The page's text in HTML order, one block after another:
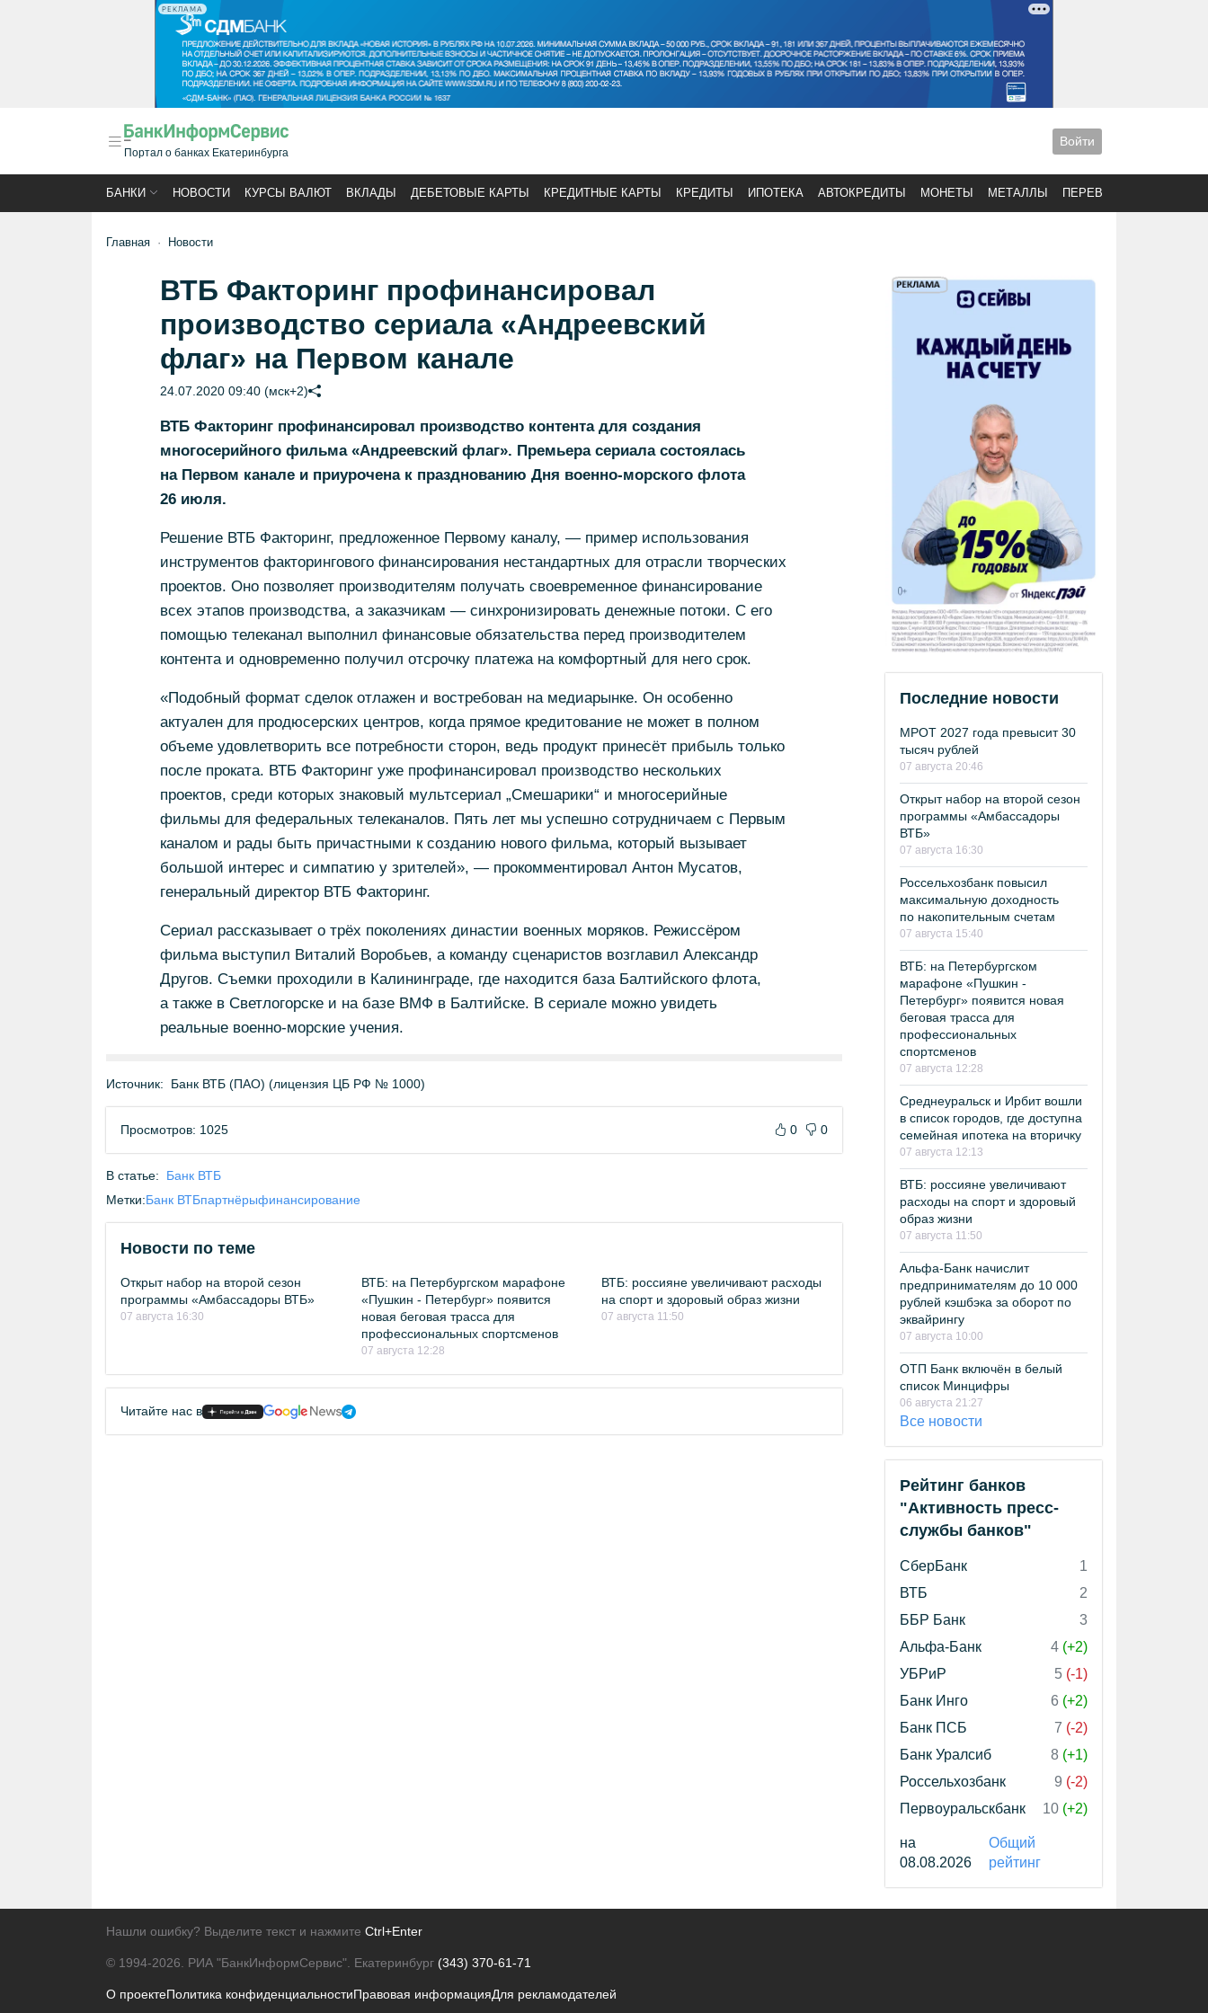
РЕКЛАМА
Портал о банках Екатеринбурга
Войти
БАНКИ НОВОСТИ КУРСЫ ВАЛЮТ ВКЛАДЫ ДЕБЕТОВЫЕ КАРТЫ КРЕДИТНЫЕ КАРТЫ КРЕДИТЫ ИПОТЕКА АВТОКРЕДИТЫ МОНЕТЫ МЕТАЛЛЫ ПЕРЕВОДЫ
Главная Новости
ВТБ Факторинг профинансировал
производство сериала «Андреевский
флаг» на Первом канале
24.07.2020 09:40 (мск+2)
ВТБ Факторинг профинансировал производство контента для создания
многосерийного фильма «Андреевский флаг». Премьера сериала состоялась
на Первом канале и приурочена к празднованию Дня военно-морского флота
26 июля.
Решение ВТБ Факторинг, предложенное Первому каналу, — пример использования
инструментов факторингового финансирования нестандартных для отрасли творческих
проектов. Оно позволяет производителям получать своевременное финансирование
всех этапов производства, а заказчикам — синхронизировать денежные потоки. С его
помощью телеканал выполнил финансовые обязательства перед производителем
контента и одновременно получил отсрочку платежа на комфортный для него срок.
«Подобный формат сделок отлажен и востребован на медиарынке. Он особенно
актуален для продюсерских центров, когда прямое кредитование не может в полном
объеме удовлетворить все потребности сторон, ведь продукт принесёт прибыль только
после проката. ВТБ Факторинг уже профинансировал производство нескольких
проектов, среди которых знаковый мультсериал „Смешарики“ и многосерийные
фильмы для федеральных телеканалов. Пять лет мы успешно сотрудничаем с Первым
каналом и рады быть причастными к созданию нового фильма, который вызывает
большой интерес и симпатию у зрителей», — прокомментировал Антон Мусатов,
генеральный директор ВТБ Факторинг.
Сериал рассказывает о трёх поколениях династии военных моряков. Режиссёром
фильма выступил Виталий Воробьев, а команду сценаристов возглавил Александр
Другов. Съемки проходили в Калининграде, где находится база Балтийского флота,
а также в Светлогорске и на базе ВМФ в Балтийске. В сериале можно увидеть
реальные военно-морские учения.
Источник: Банк ВТБ (ПАО) (лицензия ЦБ РФ № 1000)
Просмотров: 1025 0 0
В статье:
Банк ВТБ
Метки:Банк ВТБпартнёрыфинансирование
Новости по теме
Открыт набор на второй сезон
программы «Амбассадоры ВТБ»
07 августа 16:30
ВТБ: на Петербургском марафоне
«Пушкин - Петербург» появится
новая беговая трасса для
профессиональных спортсменов
07 августа 12:28
ВТБ: россияне увеличивают расходы
на спорт и здоровый образ жизни
07 августа 11:50
Читайте нас в
Последние новости
МРОТ 2027 года превысит 30
тысяч рублей
07 августа 20:46
Открыт набор на второй сезон
программы «Амбассадоры
ВТБ»
07 августа 16:30
Россельхозбанк повысил
максимальную доходность
по накопительным счетам
07 августа 15:40
ВТБ: на Петербургском
марафоне «Пушкин -
Петербург» появится новая
беговая трасса для
профессиональных
спортсменов
07 августа 12:28
Среднеуральск и Ирбит вошли
в список городов, где доступна
семейная ипотека на вторичку
07 августа 12:13
ВТБ: россияне увеличивают
расходы на спорт и здоровый
образ жизни
07 августа 11:50
Альфа-Банк начислит
предпринимателям до 10 000
рублей кэшбэка за оборот по
эквайрингу
07 августа 10:00
ОТП Банк включён в белый
список Минцифры
06 августа 21:27
Все новости
Рейтинг банков
"Активность пресс-
службы банков"
СберБанк
1
ВТБ
2
ББР Банк
3
Альфа-Банк
4 (+2)
УБРиР
5 (-1)
Банк Инго
6 (+2)
Банк ПСБ
7 (-2)
Банк Уралсиб
8 (+1)
Россельхозбанк
9 (-2)
Первоуральскбанк
10 (+2)
на
08.08.2026
Общий
рейтинг
Нашли ошибку? Выделите текст и нажмите Ctrl+Enter
© 1994-2026. РИА "БанкИнформСервис". Екатеринбург (343) 370-61-71
О проектеПолитика конфиденциальностиПравовая информацияДля рекламодателей